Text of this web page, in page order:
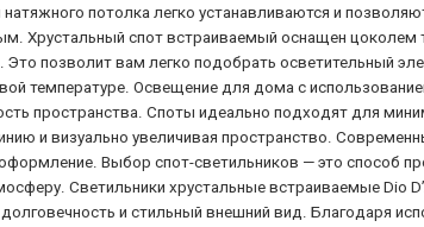
потолка легко устанавливаются и
Хрустальный спот встраиваемый оснащен цоколем
позволит вам легко подобрать осветительный
температуре. Освещение для дома с
пространства. Споты идеально подходят для
и визуально увеличивая пространство.
Выбор спот-светильников — это способ
Светильники хрустальные встраиваемые Dio
и стильный внешний вид. Благодаря